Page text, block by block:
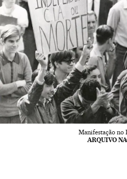
Manifestação no
ARQUIVO